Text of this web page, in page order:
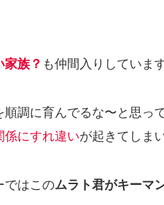
家族？ も仲間入りしていま
順調に育んでるな〜と思っ
係にすれ違いが起きてしま
ではこのムラト君がキーマ